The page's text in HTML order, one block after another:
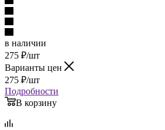
в наличии
275
Варианты цен
275
Подробности
В корзину